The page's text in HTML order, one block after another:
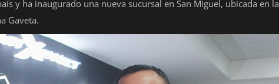
y ha inaugurado una nueva sucursal en San Miguel, ubicada en la
Gaveta.